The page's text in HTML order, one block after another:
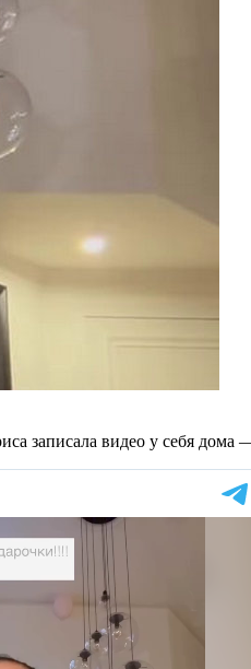
записала видео у себя